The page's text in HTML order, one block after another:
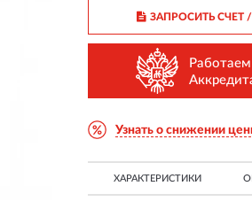
ЗАПРОСИТЬ СЧЕТ
Узнать о снижении
ХАРАКТЕРИСТИКИ